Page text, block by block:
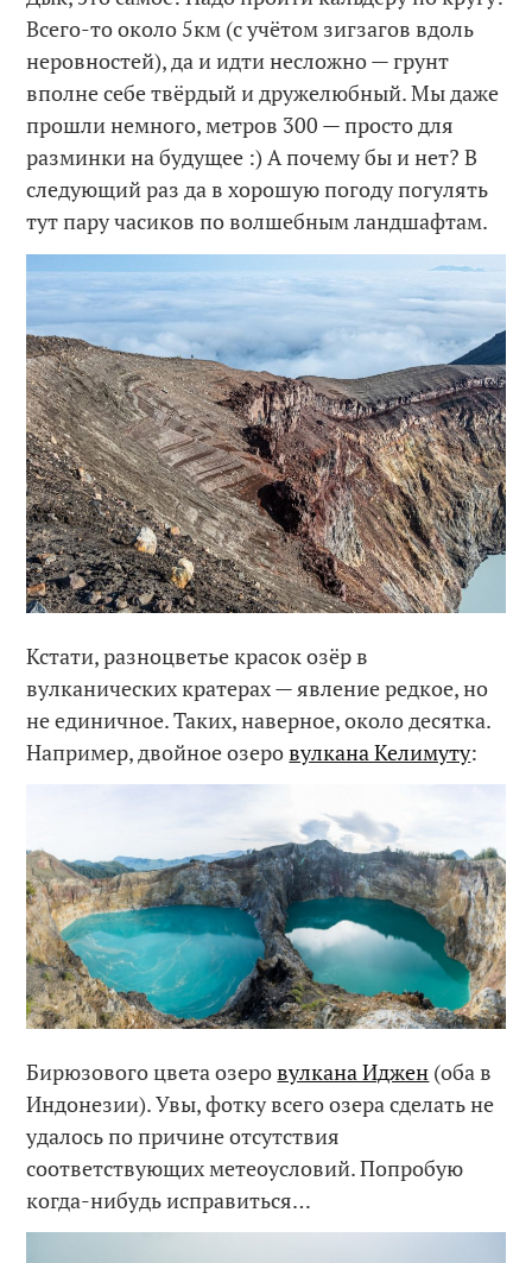
Всего-то около 5км (с учётом зигзагов вдоль
неровностей), да и идти несложно — грунт
вполне себе твёрдый и дружелюбный. Мы даже
прошли немного, метров 300 — просто для
разминки на будущее :) А почему бы и нет? В
следующий раз да в хорошую погоду погулять
тут пару часиков по волшебным ландшафтам.
Кстати, разноцветье красок озёр в
вулканических кратерах — явление редкое, но
не единичное. Таких, наверное, около десятка.
Например, двойное озеровулкана Келимуту:
Бирюзового цвета озеровулкана Иджен (оба в
Индонезии). Увы, фотку всего озера сделать не
удалось по причине отсутствия
соответствующих метеоусловий. Попробую
когда-нибудь исправиться…